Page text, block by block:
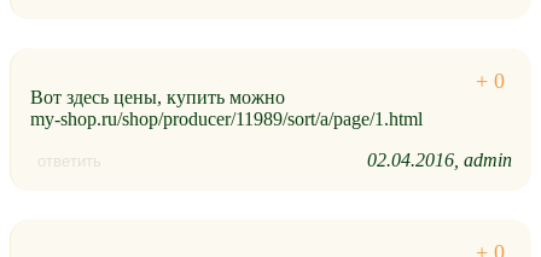
Вот здесь цены, купить можно
my-shop.ru/shop/producer/11989/sort/a/page/1.html
ответить 02.04.2016 admin